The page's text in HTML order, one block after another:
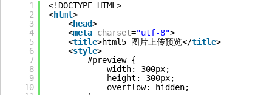
1
2
3
4
5
6
7
8
9
10
<!DOCTYPE HTML>
<html>
<head>
<meta charset="utf-8">
<title>html5 图片上传预览</title>
<style>
#preview {
width: 300px;
height: 300px;
overflow: hidden;